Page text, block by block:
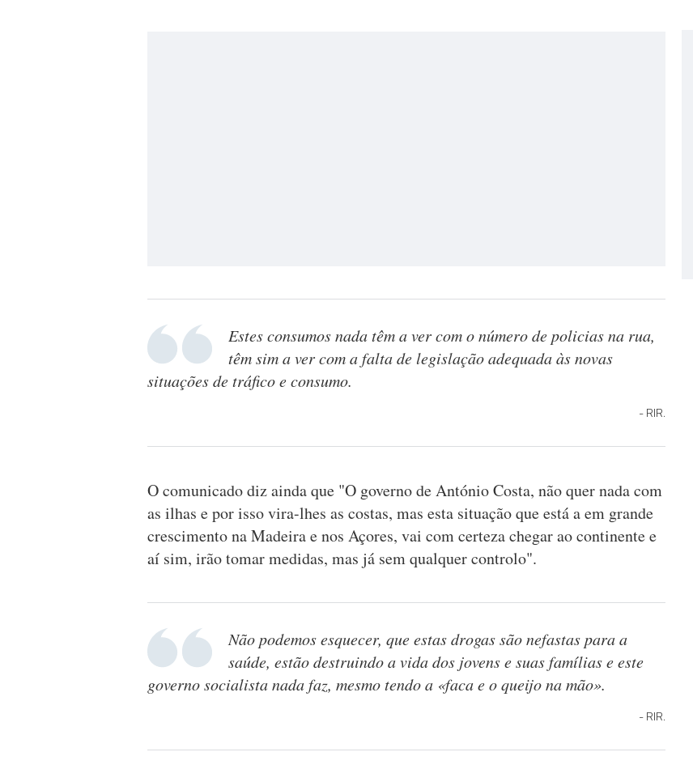
Estes consumos nada têm a ver com o número de policias na rua,
têm sim a ver com a falta de legislação adequada às novas
situações de tráfico e consumo.
RIR.
O comunicado diz ainda que "O governo de António Costa, não quer nada com
as ilhas e por isso vira-lhes as costas, mas esta situação que está a em grande
crescimento na Madeira e nos Açores, vai com certeza chegar ao continente e
aí sim, irão tomar medidas, mas já sem qualquer controlo".
Não podemos esquecer, que estas drogas são nefastas para a
saúde, estão destruindo a vida dos jovens e suas famílias e este
governo socialista nada faz, mesmo tendo a «faca e o queijo na mão».
RIR.